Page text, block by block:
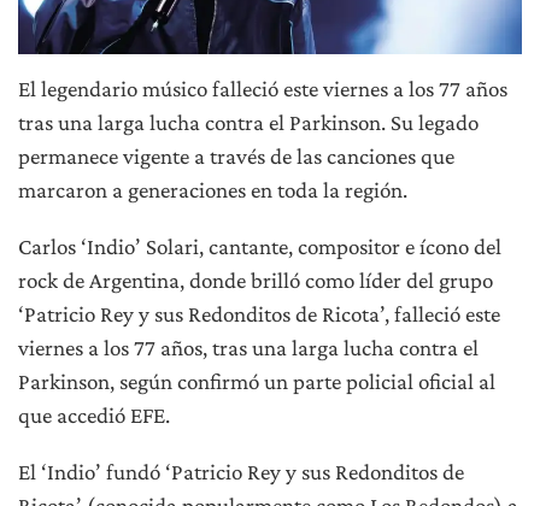
El legendario músico falleció este viernes a los 77 años
tras una larga lucha contra el Parkinson. Su legado
permanece vigente a través de las canciones que
marcaron a generaciones en toda la región.
Carlos ‘Indio’ Solari, cantante, compositor e ícono del
rock de Argentina, donde brilló como líder del grupo
‘Patricio Rey y sus Redonditos de Ricota’, falleció este
viernes a los 77 años, tras una larga lucha contra el
Parkinson, según confirmó un parte policial oficial al
que accedió EFE.
El ‘Indio’ fundó ‘Patricio Rey y sus Redonditos de